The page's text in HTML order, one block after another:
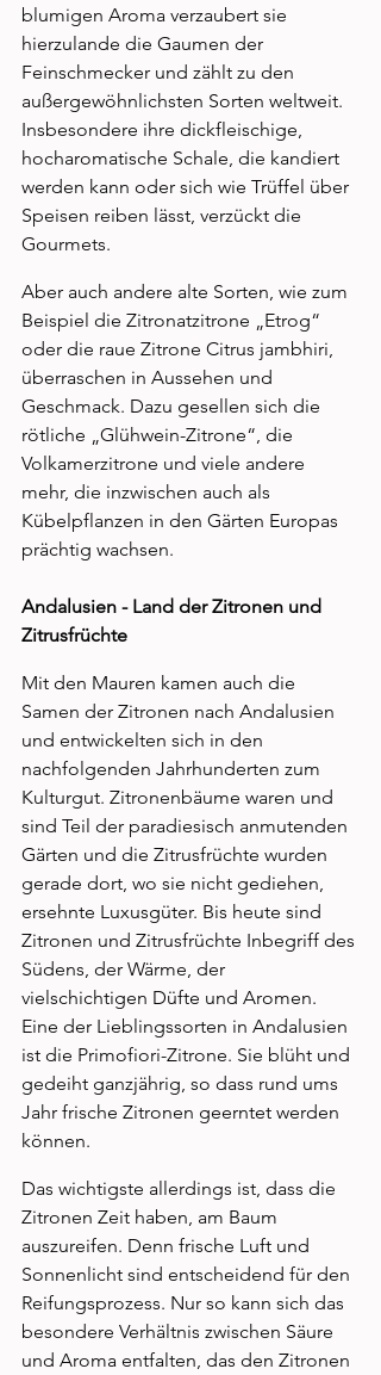
blumigen Aroma verzaubert sie
hierzulande die Gaumen der
Feinschmecker und zählt zu den
außergewöhnlichsten Sorten weltweit.
Insbesondere ihre dickfleischige,
hocharomatische Schale, die kandiert
werden kann oder sich wie Trüffel über
Speisen reiben lässt, verzückt die
Gourmets.
Aber auch andere alte Sorten, wie zum
Beispiel die Zitronatzitrone „Etrog“
oder die raue Zitrone Citrus jambhiri,
überraschen in Aussehen und
Geschmack. Dazu gesellen sich die
rötliche „Glühwein-Zitrone“, die
Volkamerzitrone und viele andere
mehr, die inzwischen auch als
Kübelpflanzen in den Gärten Europas
prächtig wachsen.
Andalusien - Land der Zitronen und
Zitrusfrüchte
Mit den Mauren kamen auch die
Samen der Zitronen nach Andalusien
und entwickelten sich in den
nachfolgenden Jahrhunderten zum
Kulturgut. Zitronenbäume waren und
sind Teil der paradiesisch anmutenden
Gärten und die Zitrusfrüchte wurden
gerade dort, wo sie nicht gediehen,
ersehnte Luxusgüter. Bis heute sind
Zitronen und Zitrusfrüchte Inbegriff des
Südens, der Wärme, der
vielschichtigen Düfte und Aromen.
Eine der Lieblingssorten in Andalusien
ist die Primofiori-Zitrone. Sie blüht und
gedeiht ganzjährig, so dass rund ums
Jahr frische Zitronen geerntet werden
können.
Das wichtigste allerdings ist, dass die
Zitronen Zeit haben, am Baum
auszureifen. Denn frische Luft und
Sonnenlicht sind entscheidend für den
Reifungsprozess. Nur so kann sich das
besondere Verhältnis zwischen Säure
und Aroma entfalten, das den Zitronen